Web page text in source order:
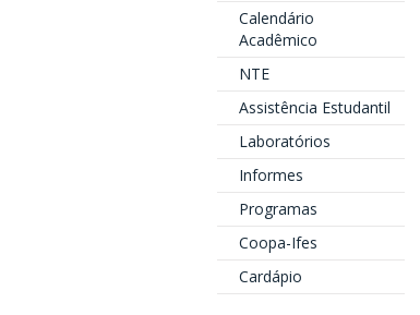
Calendário
Acadêmico
NTE
Assistência Estudantil
Laboratórios
Informes
Programas
Coopa-Ifes
Cardápio